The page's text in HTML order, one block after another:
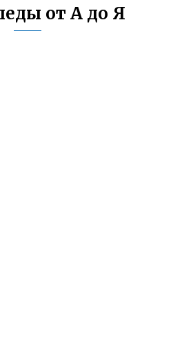
от А до Я